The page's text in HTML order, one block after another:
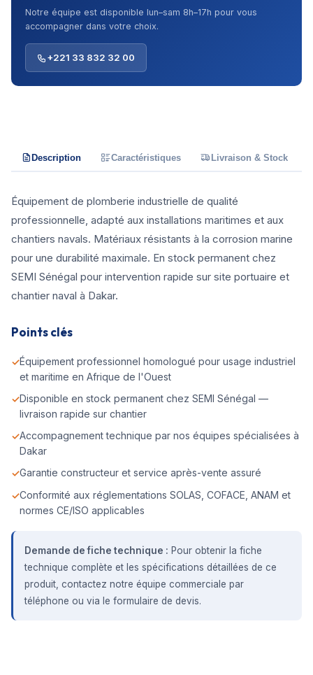
Notre équipe est disponible lun–sam 8h–17h pour vous
accompagner dans votre choix.
+221 33 832 32 00
Description Caractéristiques Livraison & Stock
Équipement de plomberie industrielle de qualité
professionnelle, adapté aux installations maritimes et aux
chantiers navals. Matériaux résistants à la corrosion marine
pour une durabilité maximale. En stock permanent chez
SEMI Sénégal pour intervention rapide sur site portuaire et
chantier naval à Dakar.
Points clés
Équipement professionnel homologué pour usage industriel
et maritime en Afrique de l'Ouest
Disponible en stock permanent chez SEMI Sénégal —
livraison rapide sur chantier
Accompagnement technique par nos équipes spécialisées à
Dakar
Garantie constructeur et service après-vente assuré
Conformité aux réglementations SOLAS, COFACE, ANAM et
normes CE/ISO applicables
Demande de fiche technique : Pour obtenir la fiche
technique complète et les spécifications détaillées de ce
produit, contactez notre équipe commerciale par
téléphone ou via le formulaire de devis.